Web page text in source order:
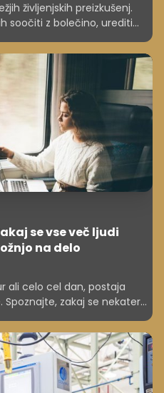
življenjskih preizkušenj.
soočiti z bolečino, urediti
ter najti novo ravnotežje
je namenjen vsem, ki se
razumeti.
se vse več ljudi
na delo
ali celo cel dan, postaja
zakaj se nekateri
in kako hibridno delo
med domom in